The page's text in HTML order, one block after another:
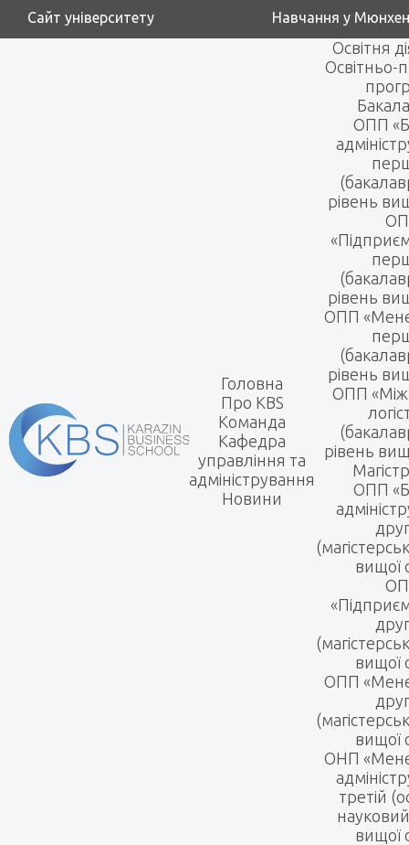
Сайт університету Навчання у
Головна
Про KBS
Команда
Кафедра
управління та
адміністрування
Новини
Освітня
Освітньо-
ОПП
рівень
рівень
ОПП
рівень
ОПП
рівень
ОПП
вищої
вищої
ОПП
вищої
ОНП
третій
вищої